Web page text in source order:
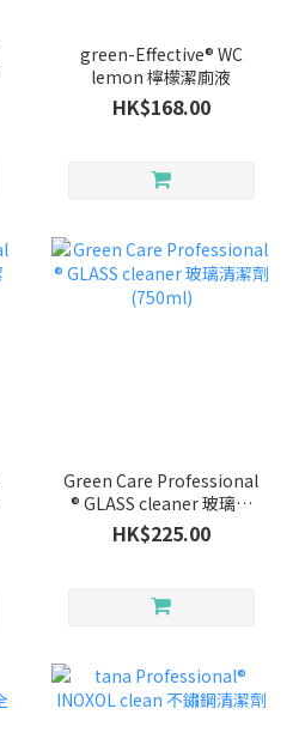
green-Effective® WC
lemon 檸檬潔廁液
HK$168.00
Green Care Professional
® GLASS cleaner 玻璃清
潔劑 (750ml)
HK$225.00